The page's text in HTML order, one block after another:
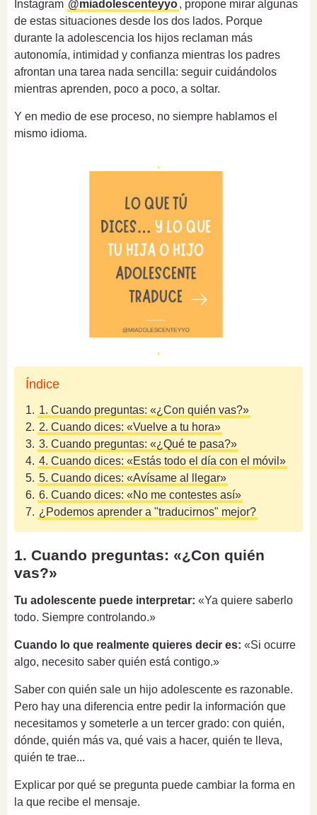
Instagram @miadolescenteyyo, propone mirar algunas
de estas situaciones desde los dos lados. Porque
durante la adolescencia los hijos reclaman más
autonomía, intimidad y confianza mientras los padres
afrontan una tarea nada sencilla: seguir cuidándolos
mientras aprenden, poco a poco, a soltar.
Y en medio de ese proceso, no siempre hablamos el
mismo idioma.
Índice
1. 1. Cuando preguntas: «¿Con quién vas?»
2. 2. Cuando dices: «Vuelve a tu hora»
3. 3. Cuando preguntas: «¿Qué te pasa?»
4. 4. Cuando dices: «Estás todo el día con el móvil»
5. 5. Cuando dices: «Avísame al llegar»
6. 6. Cuando dices: «No me contestes así»
7. ¿Podemos aprender a "traducirnos" mejor?
1. Cuando preguntas: «¿Con quién
vas?»
Tu adolescente puede interpretar: «Ya quiere saberlo
todo. Siempre controlando.»
Cuando lo que realmente quieres decir es: «Si ocurre
algo, necesito saber quién está contigo.»
Saber con quién sale un hijo adolescente es razonable.
Pero hay una diferencia entre pedir la información que
necesitamos y someterle a un tercer grado: con quién,
dónde, quién más va, qué vais a hacer, quién te lleva,
quién te trae...
Explicar por qué se pregunta puede cambiar la forma en
la que recibe el mensaje.